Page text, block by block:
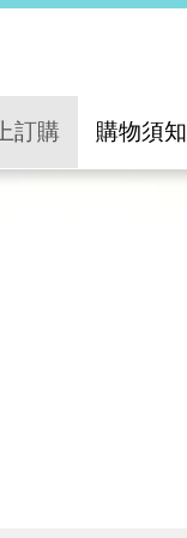
訂購 購物須知